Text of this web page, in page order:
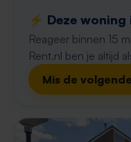
⚡️ Deze
Reageer binnen 15
Rent.nl ben je altijd
Mis de